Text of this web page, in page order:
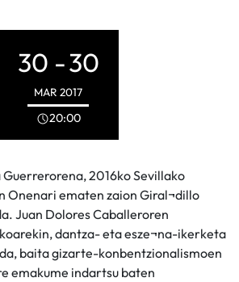
30 -30
MAR 2017
20:00
2016ko Sevillako
Onenari ematen zaion Giral¬dillo
Juan Dolores Caballeroren
dantza- eta esze¬na-ikerketa
baita gizarte-konbentzionalismoen
emakume indartsu baten